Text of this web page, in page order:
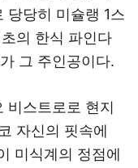
당당히 미슐랭 1스
의 한식 파인다
그 주인공이다.
비스트로로 현지
자신의 핏속에
미식계의 정점에